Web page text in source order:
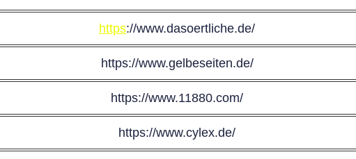
https://www.dasoertliche.de/
https://www.gelbeseiten.de/
https://www.11880.com/
https://www.cylex.de/